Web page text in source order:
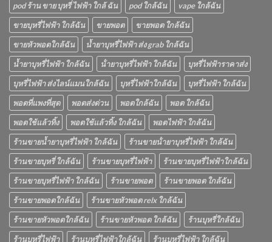
pod ร้าน ขาย บุหรี่ ไฟฟ้า ใกล้ ฉัน pod ใกล้ฉัน
vape ใกล้ฉัน
ขายบุหรี่ไฟฟ้า ใกล้ฉัน
ขายพอต
ขายพอต ใกล้ฉัน
ขายหัวพอตใกล้ฉัน
น้ำยาบุหรี่ไฟฟ้า ส่ง grab ใกล้ฉัน
น้ำยาบุหรี่ไฟฟ้า ใกล้ฉัน
น้ํายาบุหรี่ไฟฟ้า ใกล้ฉัน
บุหรี่ไฟฟ้าราคาส่ง
บุหรี่ไฟฟ้า ส่งไลน์แมนใกล้ฉัน
บุหรี่ไฟฟ้าใกล้ฉัน
บุหรี่ไฟฟ้า ใกล้ฉัน
พอตที่แพงที่สุด
พอตส่งด่วน พอตใกล้ฉัน
พอต ใกล้ฉัน
พอตใช้แล้วทิ้ง
พอตใช้แล้วทิ้ง ใกล้ฉัน
พอตไฟฟ้า ใกล้ฉัน
ร้านขายน้ำยาบุหรี่ไฟฟ้า ใกล้ฉัน
ร้านขายน้ํายาบุหรี่ไฟฟ้า ใกล้ฉัน
ร้านขายบุหรี่ ใกล้ฉัน
ร้านขายบุหรี่ไฟฟ้า
ร้านขายบุหรี่ไฟฟ้าใกล้ฉัน
ร้านขายบุหรี่ไฟฟ้า ใกล้ฉัน
ร้านขายพอต
ร้านขายพอต ใกล้ฉัน
ร้านขายพอตใกล้ฉัน
ร้านขายหัวพอต relx ใกล้ฉัน
ร้านขายหัวพอตใกล้ฉัน
ร้านขายหัวพอต ใกล้ฉัน
ร้านบุหรี่ใกล้ฉัน
ร้านบุหรี่ไฟฟ้า
ร้านบุหรี่ไฟฟ้าใกล้ฉัน ร้านบุหรี่ไฟฟ้า ใกล้ฉัน